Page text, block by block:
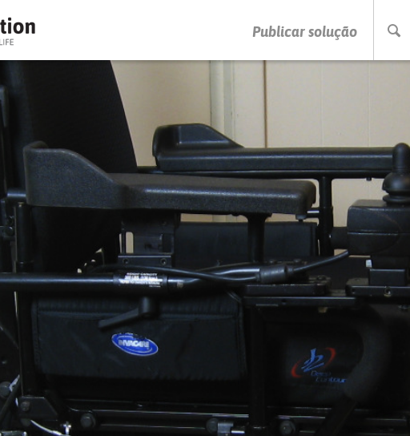
Publicar solução
PRESSIONE ENTER PARA PESQUISAR